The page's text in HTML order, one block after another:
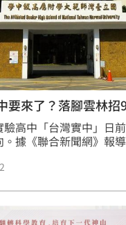
要來了？落腳雲林招
驗高中「台灣實中」日
據《聯合新聞網》報
），並成立籌備處。
首度跨出台北、攜手